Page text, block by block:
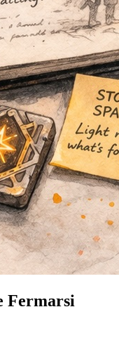
Fermarsi